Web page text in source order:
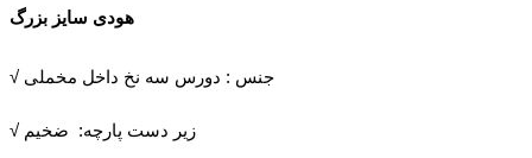
هودی سایز بزرگ
√ جنس : دورس سه نخ داخل مخملی